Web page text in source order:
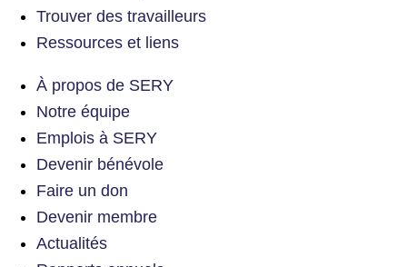
Trouver des travailleurs
Ressources et liens
À propos de SERY
Notre équipe
Emplois à SERY
Devenir bénévole
Faire un don
Devenir membre
Actualités